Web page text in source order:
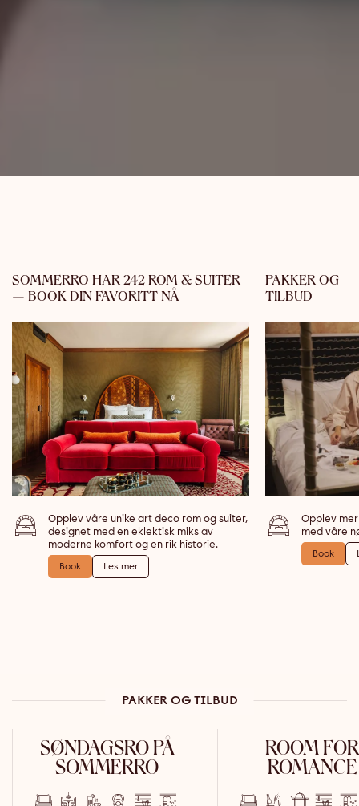
SOMMERRO HAR 242 ROM & SUITER
— BOOK DIN FAVORITT NÅ
Opplev våre unike art deco rom og suiter,
designet med en eklektisk miks av
moderne komfort og en rik historie.
Book Les mer
PAKKER OG
TILBUD
Opplev
med våre
Book
PAKKER OG TILBUD
SØNDAGSRO PÅ
SOMMERRO
ROOM FOR
ROMANCE